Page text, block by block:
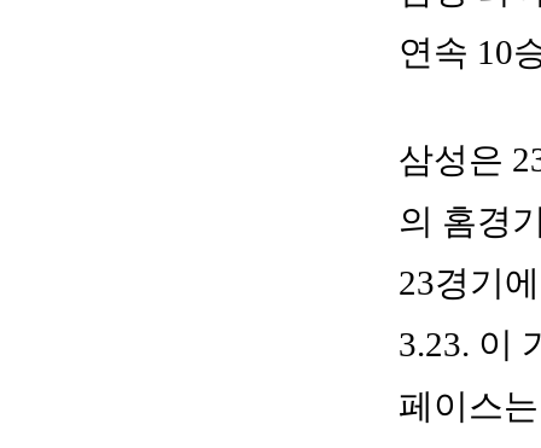
연속 10
삼성은
의 홈경
23경기
3.23. 이
페이스